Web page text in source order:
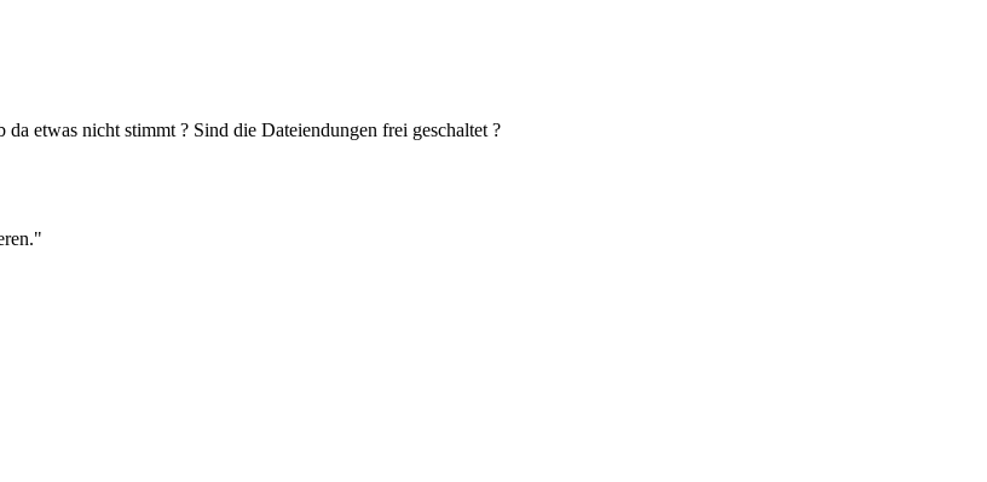
etwas nicht stimmt ? Sind die Dateiendungen frei geschaltet ?